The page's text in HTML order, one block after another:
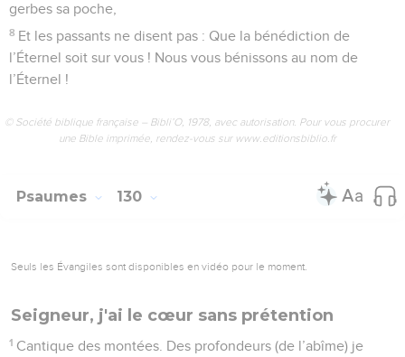
gerbes sa poche,
8 Et les passants ne disent pas : Que la bénédiction de
l’Éternel soit sur vous ! Nous vous bénissons au nom de
l’Éternel !
© Société biblique française – Bibli’O, 1978, avec autorisation. Pour vous procurer
une Bible imprimée, rendez-vous sur www.editionsbiblio.fr
Psaumes 130
Seuls les Évangiles sont disponibles en vidéo pour le moment.
Seigneur, j'ai le cœur sans prétention
1 Cantique des montées. Des profondeurs (de l’abîme) je